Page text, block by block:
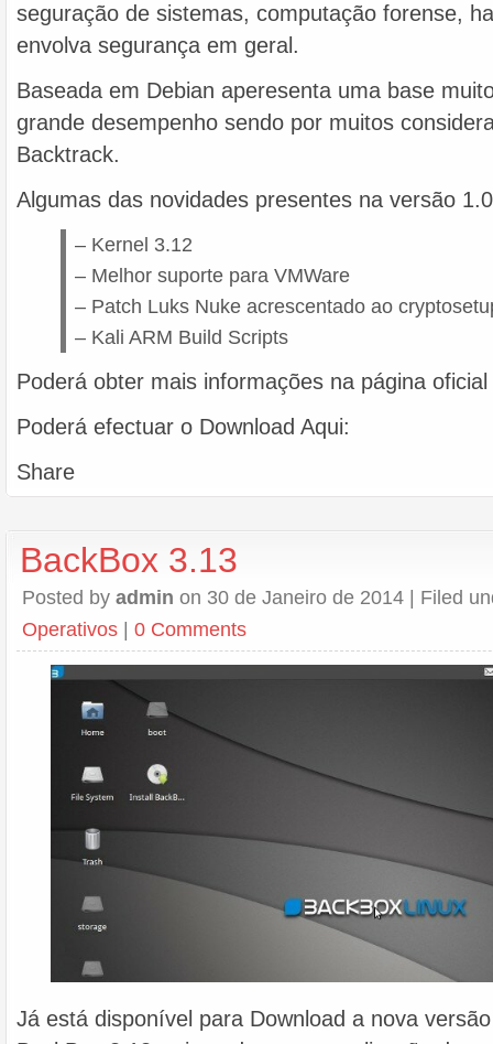
seguração de sistemas, computação forense,
envolva segurança em geral.
Baseada em Debian aperesenta uma base
grande desempenho sendo por muitos
Backtrack.
Algumas das novidades presentes na versão
– Kernel 3.12
– Melhor suporte para VMWare
– Patch Luks Nuke acrescentado ao
– Kali ARM Build Scripts
Poderá obter mais informações na página oficial
Poderá efectuar o Download Aqui:
Share
BackBox 3.13
Posted by admin on 30 de Janeiro de 2014 | Filed
Operativos | 0 Comments
Já está disponível para Download a nova